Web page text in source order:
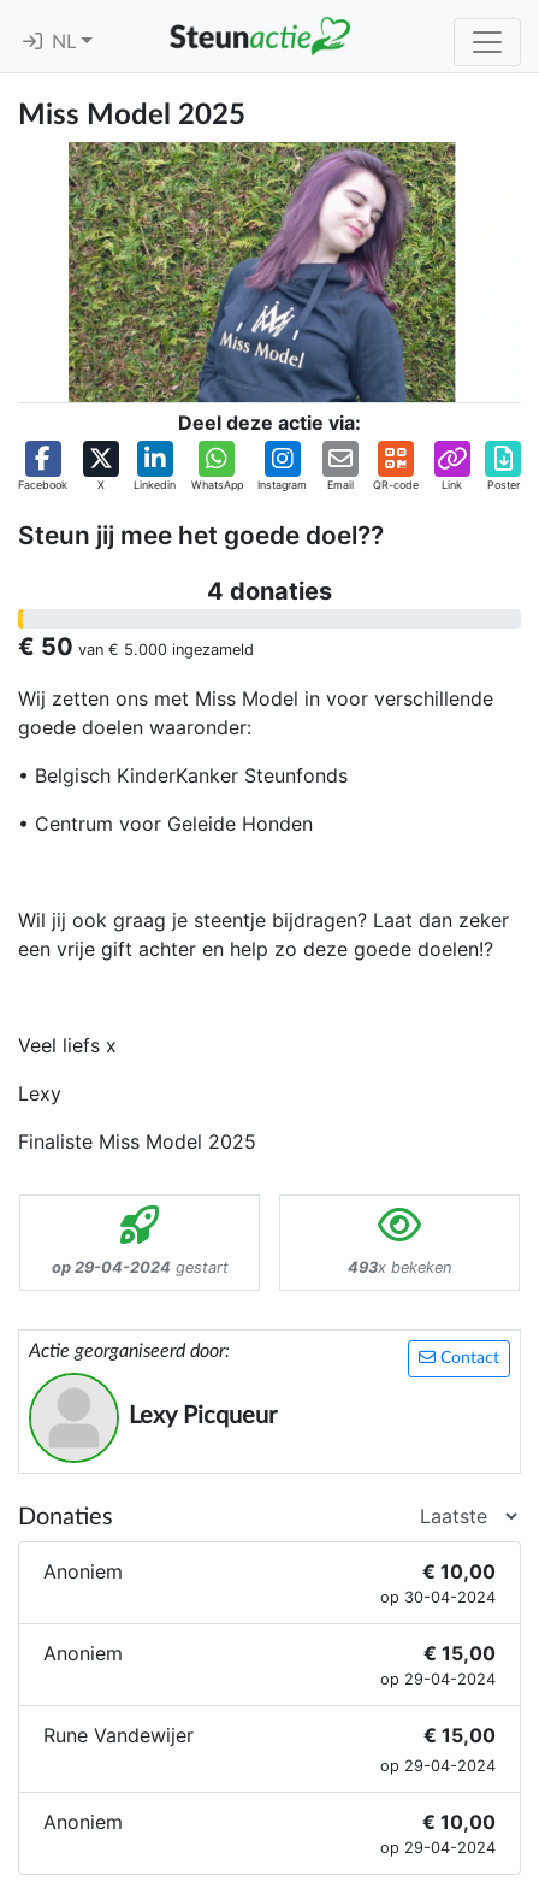
NL
Miss Model 2025
Deel deze actie via:
Facebook X Linkedin WhatsApp Instagram Email QR-code Link Poster
Steun jij mee het goede doel??
4 donaties
€ 50 van € 5.000 ingezameld
Wij zetten ons met Miss Model in voor verschillende
goede doelen waaronder:
• Belgisch KinderKanker Steunfonds
• Centrum voor Geleide Honden
Wil jij ook graag je steentje bijdragen? Laat dan zeker
een vrije gift achter en help zo deze goede doelen!?
Veel liefs x
Lexy
Finaliste Miss Model 2025
op 29-04-2024 gestart 493x bekeken
Contact
Actie georganiseerd door:
Lexy Picqueur
Donaties
Anoniem € 10,00
op 30-04-2024
Anoniem € 15,00
op 29-04-2024
Rune Vandewijer € 15,00
op 29-04-2024
Anoniem € 10,00
op 29-04-2024